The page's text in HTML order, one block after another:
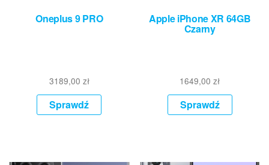
Oneplus 9 PRO
3189,00 zł
Sprawdź
Apple iPhone XR 64GB
Czarny
1649,00zł
Sprawdź